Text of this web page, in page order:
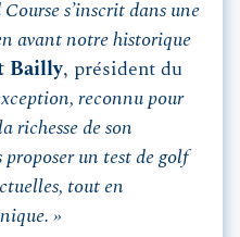
s’inscrit dans une
avant notre historique
Bailly, président du
reconnu pour
richesse de son
proposer un test de golf
tout en
»